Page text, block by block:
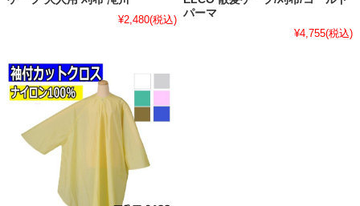
¥2,480(税込)
パーマ
¥4,755(税込)